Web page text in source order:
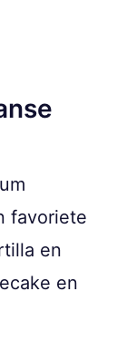
favoriete
en
en